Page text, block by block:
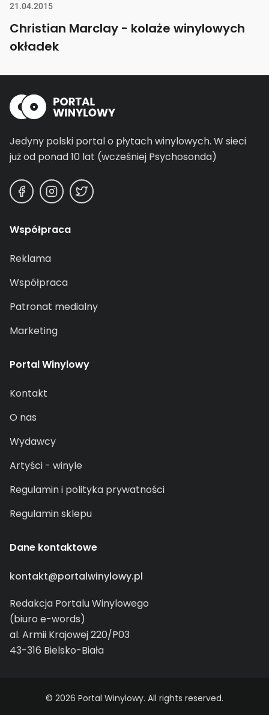
21.04.2015
Christian Marclay - kolaże winylowych
okładek
Jedyny polski portal o płytach winylowych. W sieci
już od ponad 10 lat (wcześniej Psychosonda)
Współpraca
Reklama
Współpraca
Patronat medialny
Marketing
Portal Winylowy
Kontakt
O nas
Wydawcy
Artyści - winyle
Regulamin i polityka prywatności
Regulamin sklepu
Dane kontaktowe
kontakt@portalwinylowy.pl
Redakcja Portalu Winylowego
(biuro e-words)
al. Armii Krajowej 220/P03
43-316 Bielsko-Biała
© 2026 Portal Winylowy. All rights reserved.